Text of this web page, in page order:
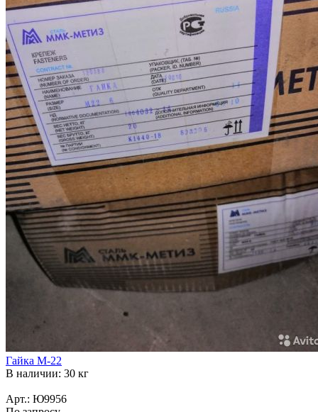
Гайка М-22
В наличии: 30 кг
Арт.: Ю9956